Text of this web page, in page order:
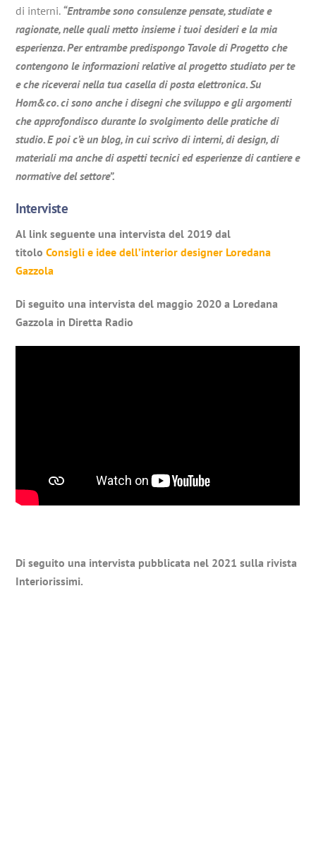
di interni. “Entrambe sono consulenze pensate, studiate e
ragionate, nelle quali metto insieme i tuoi desideri e la mia
esperienza. Per entrambe predispongo Tavole di Progetto che
contengono le informazioni relative al progetto studiato per te
e che riceverai nella tua casella di posta elettronica. Su
Hom&co. ci sono anche i disegni che sviluppo e gli argomenti
che approfondisco durante lo svolgimento delle pratiche di
studio. E poi c’è un blog, in cui scrivo di interni, di design, di
materiali ma anche di aspetti tecnici ed esperienze di cantiere e
normative del settore”.
Interviste
Al link seguente una intervista del 2019 dal
titoloConsigli e idee dell’interior designer Loredana
Gazzola
Di seguito una intervista del maggio 2020 a Loredana
Gazzola in Diretta Radio
Di seguito una intervista pubblicata nel 2021 sulla rivista
Interiorissimi.